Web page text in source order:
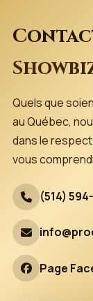
Quels que
au Québec,
dans le
vous
(514)
Page